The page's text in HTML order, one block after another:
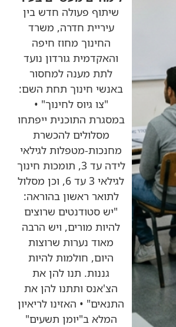
שיתוף פעולה חדש בין
עיריית חדרה, משרד
החינוך מחוז חיפה
והאקדמית גורדון נועד
לתת מענה למחסור
באנשי חינוך תחת השם:
"צו גיוס לחינוך" •
במסגרת התוכנית ייפתחו
מסלולים להכשרת
מחנכות-מטפלות לגילאי
לידה עד 3, תומכות חינוך
לגילאי 3 עד 6, וכן מסלול
לתואר ראשון בהוראה:
"יש סטודנטים שרוצים
להיות מורים, ויש הרבה
מאוד נערות שרוצות
היום, חולמות להיות
גננות. תנו להן את
הצ'אנס ותתנו להן את
התנאים" • האזינו לריאיון
המלא ב"יומן תשעים"